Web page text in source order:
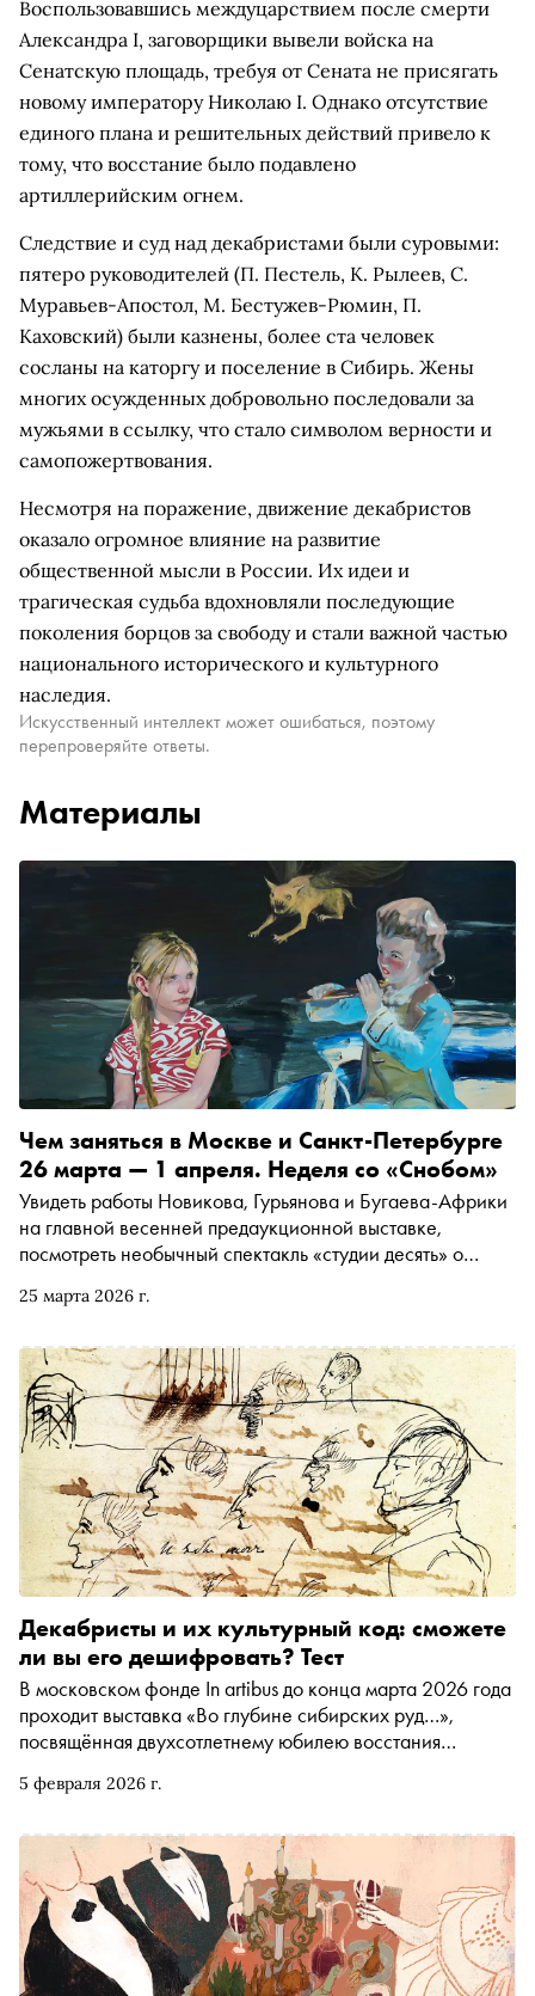
Воспользовавшись междуцарствием после смерти
Александра I, заговорщики вывели войска на
Сенатскую площадь, требуя от Сената не присягать
новому императору Николаю I. Однако отсутствие
единого плана и решительных действий привело к
тому, что восстание было подавлено
артиллерийским огнем.
Следствие и суд над декабристами были суровыми:
пятеро руководителей (П. Пестель, К. Рылеев, С.
Муравьев-Апостол, М. Бестужев-Рюмин, П.
Каховский) были казнены, более ста человек
сосланы на каторгу и поселение в Сибирь. Жены
многих осужденных добровольно последовали за
мужьями в ссылку, что стало символом верности и
самопожертвования.
Несмотря на поражение, движение декабристов
оказало огромное влияние на развитие
общественной мысли в России. Их идеи и
трагическая судьба вдохновляли последующие
поколения борцов за свободу и стали важной частью
национального исторического и культурного
наследия.
Искусственный интеллект может ошибаться, поэтому
перепроверяйте ответы.
Материалы
25 марта 2026 г.
Чем заняться в Москве и Санкт-Петербурге
26 марта — 1 апреля. Неделя со «Снобом»
Увидеть работы Новикова, Гурьянова и Бугаева-Африки
на главной весенней предаукционной выставке,
посмотреть необычный спектакль «студии десять» о
Клушанцеве на фестивале ФАНК. Рассказываем, чем
5 февраля 2026 г.
Декабристы и их культурный код: сможете
ли вы его дешифровать? Тест
В московском фонде In artibus до конца марта 2026 года
проходит выставка «Во глубине сибирских руд…»,
посвящённая двухсотлетнему юбилею восстания
Приглашаем вас оценить свои познания в области